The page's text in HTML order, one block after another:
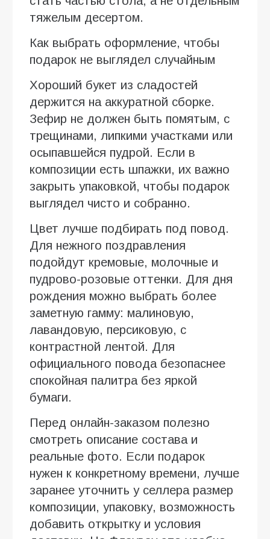
тяжелым десертом.
Как выбрать оформление, чтобы
подарок не выглядел случайным
Хороший букет из сладостей
держится на аккуратной сборке.
Зефир не должен быть помятым, с
трещинами, липкими участками или
осыпавшейся пудрой. Если в
композиции есть шпажки, их важно
закрыть упаковкой, чтобы подарок
выглядел чисто и собранно.
Цвет лучше подбирать под повод.
Для нежного поздравления
подойдут кремовые, молочные и
пудрово-розовые оттенки. Для дня
рождения можно выбрать более
заметную гамму: малиновую,
лавандовую, персиковую, с
контрастной лентой. Для
официального повода безопаснее
спокойная палитра без яркой
бумаги.
Перед онлайн-заказом полезно
смотреть описание состава и
реальные фото. Если подарок
нужен к конкретному времени, лучше
заранее уточнить у селлера размер
композиции, упаковку, возможность
добавить открытку и условия